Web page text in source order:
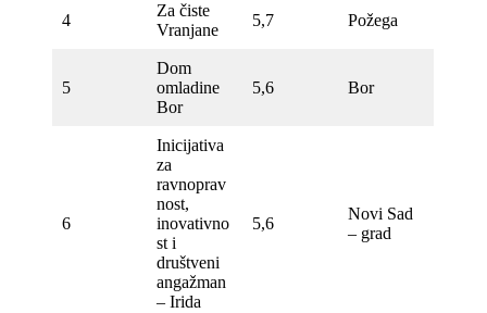
4
Za čiste
Vranjane
5,7 Požega
5
Dom
omladine
Bor
5,6 Bor
6
Inicijativa
za
ravnoprav
nost,
inovativno
st i
društveni
angažman
– Irida
5,6
Novi Sad
– grad